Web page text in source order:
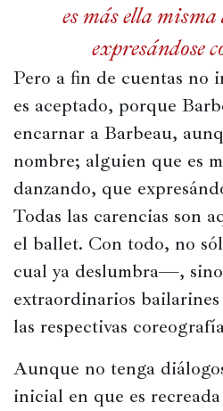
es más ella
expresándose
Pero a fin de cuentas no
es aceptado, porque
encarnar a Barbeau,
nombre; alguien que es
danzando, que
Todas las carencias son
el ballet. Con todo, no
cual ya deslumbra—,
extraordinarios
las respectivas
Aunque no tenga
inicial en que es